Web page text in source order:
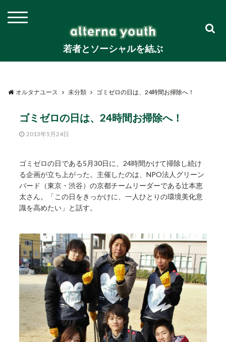
若者とソーシャルを結ぶ
オルタナユース 未分類 ゴミゼロの日は、24時間お掃除へ！
ゴミゼロの日は、24時間お掃除へ！
2013年5月24日
ゴミゼロの日である5月30日に、24時間かけて掃除し続け
る企画が立ち上がった。主催したのは、NPO法人グリーン
バード（東京・渋谷）の京都チームリーダーである辻本恵
太さん。「この日をきっかけに、一人ひとりの環境美化意
識を高めたい」と話す。